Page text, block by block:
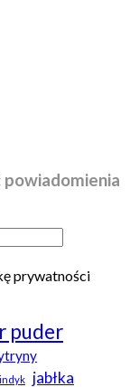
prywatności
puder
indyk jabłka